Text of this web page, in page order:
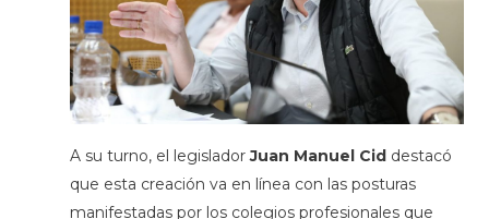
A su turno, el legisladorJuan Manuel Cid destacó
que esta creación va en línea con las posturas
manifestadas por los colegios profesionales que